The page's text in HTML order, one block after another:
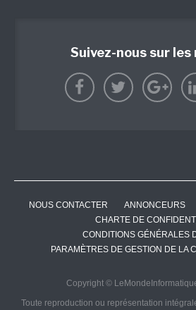
Suivez-nous sur les
NOUS CONTACTER ANNONCEURS
CHARTE DE
CONDITIONS GÉNÉRALES
PARAMÈTRES DE GESTION DE LA
Copyright ©
Toute reproduction ou représentation